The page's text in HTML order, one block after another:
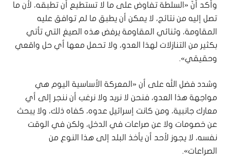
وأكد أنّ «السلطة تفاوض على ما لا تستطيع أن تطبقه، لأن ما
تصل إليه من نتائج، لا يمكن أن يطبق ما لم توافق عليه
المقاومة، وثنائي المقاومة يرفض هذه الصيغ التي تأتي
بكثير من التنازلات لهذا العدو، ولا تحمل معها أي حل واقعي
وحقيقي».
وشدد فضل الله على أن «المعركة الأساسية اليوم هي
مواجهة هذا العدو، فنحن لا نريد ولا نرغب أن ننجر إلى أي
معارك جانبية، ومن كانت إسرائيل عدوه، كفاه ذلك، ولا يبحث
عن خصومات ولا عن صراعات في الدخل، ولكن في الوقت
نفسه، لا يجوز لأحد أن يأخذ البلد إلى هذا النوع من
الصراعات».